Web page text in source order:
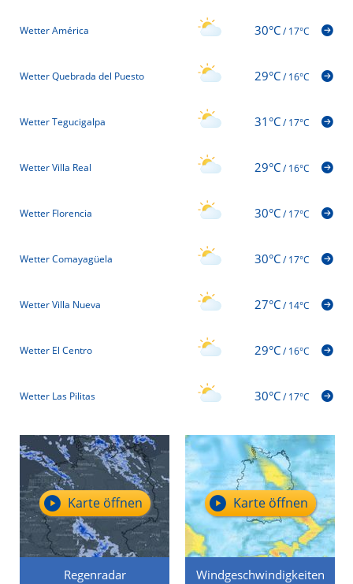
Wetter América 30°C/17°C
Wetter Quebrada del Puesto 29°C/16°C
Wetter Tegucigalpa 31°C/17°C
Wetter Villa Real 29°C/16°C
Wetter Florencia 30°C/17°C
Wetter Comayagüela 30°C/17°C
Wetter Villa Nueva 27°C/14°C
Wetter El Centro 29°C/16°C
Wetter Las Pilitas 30°C/17°C
Regenradar
Karte öffnen
Windgeschwindigkeiten
Karte öffnen